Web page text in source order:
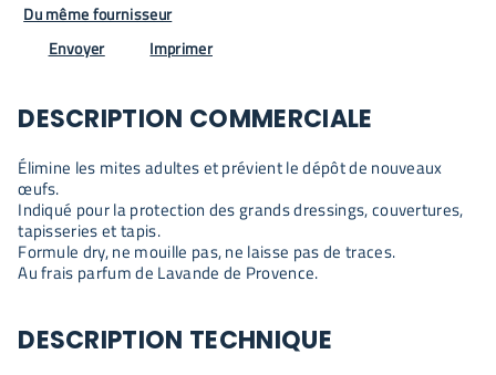
Du même fournisseur
Envoyer
Imprimer
DESCRIPTION COMMERCIALE
Élimine les mites adultes et prévient le dépôt de nouveaux
œufs.
Indiqué pour la protection des grands dressings, couvertures,
tapisseries et tapis.
Formule dry, ne mouille pas, ne laisse pas de traces.
Au frais parfum de Lavande de Provence.
DESCRIPTION TECHNIQUE